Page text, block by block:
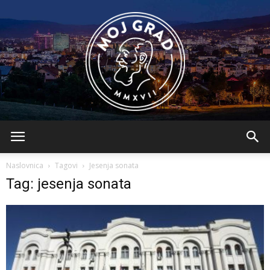
Naslovnica Tagovi Jesenja sonata
Tag: jesenja sonata